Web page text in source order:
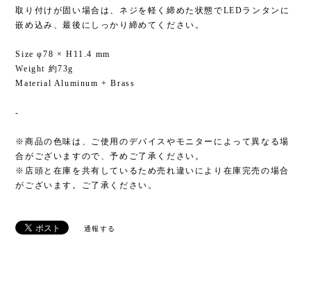
取り付けが固い場合は、ネジを軽く締めた状態でLEDランタンに
嵌め込み、最後にしっかり締めてください。
Size φ78 × H11.4 mm
Weight 約73g
Material Aluminum + Brass
-
※商品の色味は、ご使用のデバイスやモニターによって異なる場
合がございますので、予めご了承ください。
※店頭と在庫を共有しているため売れ違いにより在庫完売の場合
がございます。ご了承ください。
通報する